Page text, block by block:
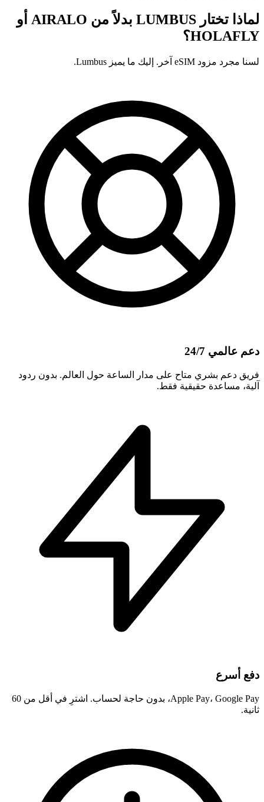
لماذا تختار LUMBUS بدلاً من
AIRALO أو
HOLAFLY؟
لسنا مجرد مزود eSIM آخر. إليك ما يميز Lumbus.
دعم عالمي 24/7
فريق دعم بشري متاح على مدار الساعة حول العالم. بدون ردود
آلية، مساعدة حقيقية فقط.
دفع أسرع
Apple Pay، Google Pay، بدون حاجة لحساب. اشترِ في أقل من 60
ثانية.